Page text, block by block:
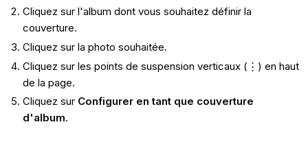
Cliquez sur l'album dont vous souhaitez définir la
couverture.
Cliquez sur la photo souhaitée.
Cliquez sur les points de suspension verticaux (⋮) en haut
de la page.
Cliquez sur Configurer en tant que couverture
d'album.